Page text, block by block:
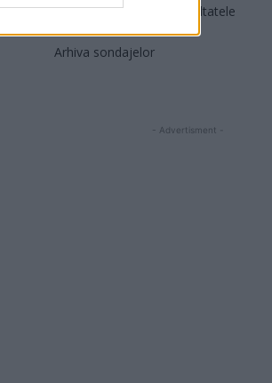
Arată rezultatele
Arhiva sondajelor
- Advertisment -